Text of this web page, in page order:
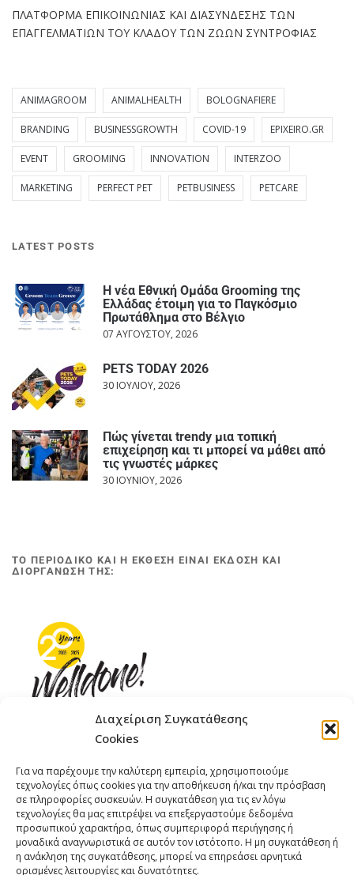
Διαχείριση Συγκατάθεσης
Cookies
Για να παρέχουμε την καλύτερη εμπειρία, χρησιμοποιούμε
τεχνολογίες όπως cookies για την αποθήκευση ή/και την πρόσβαση
σε πληροφορίες συσκευών. Η συγκατάθεση για τις εν λόγω
τεχνολογίες θα μας επιτρέψει να επεξεργαστούμε δεδομένα
προσωπικού χαρακτήρα, όπως συμπεριφορά περιήγησης ή
μοναδικά αναγνωριστικά σε αυτόν τον ιστότοπο. Η μη συγκατάθεση ή
η ανάκληση της συγκατάθεσης, μπορεί να επηρεάσει αρνητικά
ορισμένες λειτουργίες και δυνατότητες.
ΠΛΑΤΦΟΡΜΑ ΕΠΙΚΟΙΝΩΝΙΑΣ ΚΑΙ ΔΙΑΣΥΝΔΕΣΗΣ ΤΩΝ
ΕΠΑΓΓΕΛΜΑΤΙΩΝ ΤΟΥ ΚΛΑΔΟΥ ΤΩΝ ΖΩΩΝ ΣΥΝΤΡΟΦΙΑΣ
ANIMAGROOM ANIMALHEALTH BOLOGNAFIERE
BRANDING BUSINESSGROWTH COVID-19 EPIXEIRO.GR
EVENT GROOMING INNOVATION INTERZOO
MARKETING PERFECT PET PETBUSINESS PETCARE
LATEST POSTS
Η νέα Εθνική Ομάδα Grooming της
Ελλάδας έτοιμη για το Παγκόσμιο
Πρωτάθλημα στο Βέλγιο
07 ΑΥΓΟΎΣΤΟΥ, 2026
PETS TODAY 2026
30 ΙΟΥΛΊΟΥ, 2026
Πώς γίνεται trendy μια τοπική
επιχείρηση και τι μπορεί να μάθει από
τις γνωστές μάρκες
30 ΙΟΥΝΊΟΥ, 2026
ΤΟ ΠΕΡΙΟΔΙΚΟ ΚΑΙ Η ΕΚΘΕΣΗ ΕΙΝΑΙ ΕΚΔΟΣΗ ΚΑΙ
ΔΙΟΡΓΑΝΩΣΗ ΤΗΣ:
ΤΗΛΕΦΩΝΟ: +30 211 4021758
ΚΙΝΗΤΟ: +306977 440377
EMAIL : info@welldone.com.gr